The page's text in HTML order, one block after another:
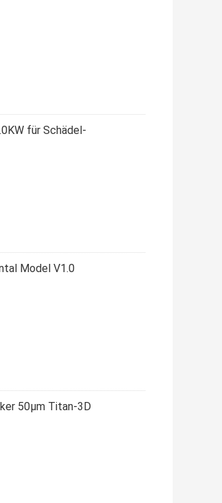
für Schädel-
Model V1.0
50μm Titan-3D